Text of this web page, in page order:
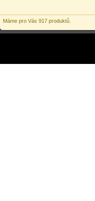
Máme pro Vás 917 produktů.